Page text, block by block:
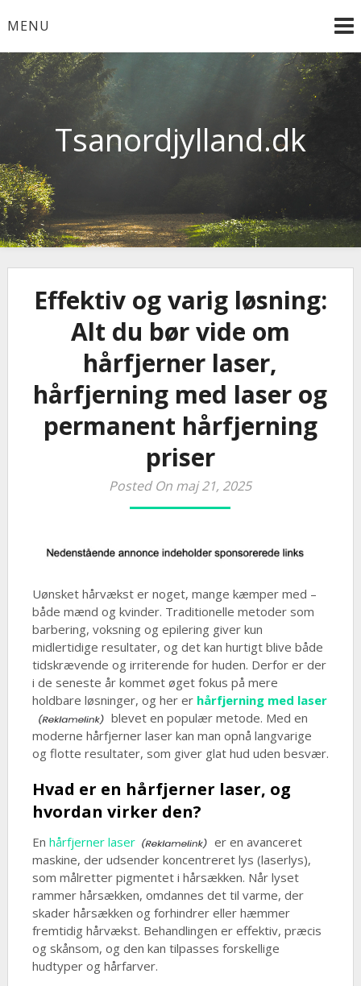
toMENU
Tsanordjylland.dk
Effektiv og varig løsning:
Alt du bør vide om
hårfjerner laser,
hårfjerning med laser og
permanent hårfjerning
priser
Posted On maj 21, 2025
Uønsket hårvækst er noget, mange kæmper med –
både mænd og kvinder. Traditionelle metoder som
barbering, voksning og epilering giver kun
midlertidige resultater, og det kan hurtigt blive både
tidskrævende og irriterende for huden. Derfor er der
i de seneste år kommet øget fokus på mere
holdbare løsninger, og her er hårfjerning med laser
blevet en populær metode. Med en
moderne hårfjerner laser kan man opnå langvarige
og flotte resultater, som giver glat hud uden besvær.
Hvad er en hårfjerner laser, og
hvordan virker den?
En hårfjerner laser
er en avanceret
maskine, der udsender koncentreret lys (laserlys),
som målretter pigmentet i hårsækken. Når lyset
rammer hårsækken, omdannes det til varme, der
skader hårsækken og forhindrer eller hæmmer
fremtidig hårvækst. Behandlingen er effektiv, præcis
og skånsom, og den kan tilpasses forskellige
hudtyper og hårfarver.